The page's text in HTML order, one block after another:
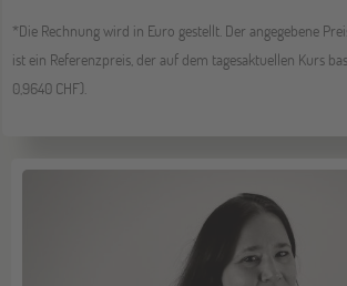
*Die Rechnung wird in Euro gestellt. Der angegebene
ist ein Referenzpreis, der auf dem tagesaktuellen Kurs
0,9640 CHF).